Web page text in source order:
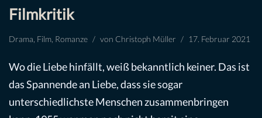
Filmkritik
Drama Film Romanze von Christoph Müller 17. Februar 2021
Wo die Liebe hinfällt, weiß bekanntlich keiner. Das ist
das Spannende an Liebe, dass sie sogar
unterschiedlichste Menschen zusammenbringen